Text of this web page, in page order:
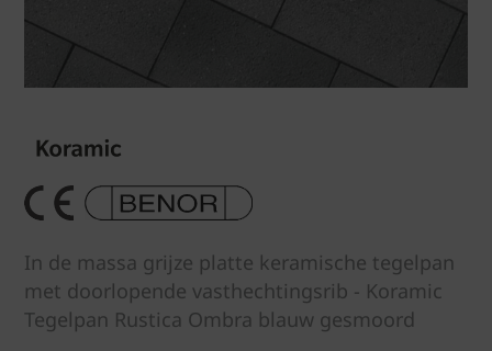
In de massa grijze platte keramische tegelpan
met doorlopende vasthechtingsrib - Koramic
Tegelpan Rustica Ombra blauw gesmoord